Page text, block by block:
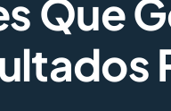
Que